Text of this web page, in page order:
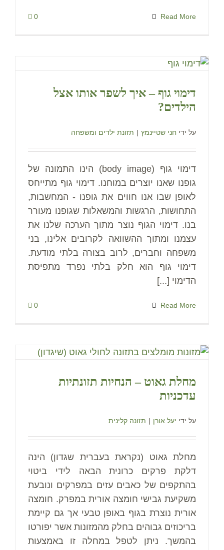
Read More
0
דימוי גוף – איך לשפר אותו אצל
הילדים?
על ידי חני שטיינמץ | תזונת ילדים ומשפחה
דימוי גוף (body image) הינו התמונה של
גופנו שאנו יוצרים במוחנו. דימוי גוף מתייחס
לאופן שבו אנו חווים את גופנו - המחשבות,
התחושות, הרגשות והמשאלות שגופנו מעורר
בנו. דימוי הגוף נוצר מתוך הערכה שלנו את
עצמנו ומתוך ההשוואה לקרובים אלינו, בני
משפחה וחברים, לרוב בצורה בלתי מודעת.
דימוי גוף הוא חלק בלתי נפרד מתפיסת
הדימוי [...]
Read More
0
מחלת גאוט – הנחיות תזונתיות
עדכניות
על ידי יעל אורן | תזונה קלינית
מחלת גאוט (נקראת בעברית שגדון) הינה
דלקת פרקים כרונית הבאה לידי ביטוי
בהתקפים של כאבים עזים במפרקים ונובעת
משקיעת גבישי חומצה אורית במפרק. חומצה
אורית נוצרת בגוף באופן טבעי אך גם קיימת
בריכוזים גבוהים בחלק מהמזונות אשר יפורטו
בהמשך. ניתן לטפל במחלה זו באמצעות